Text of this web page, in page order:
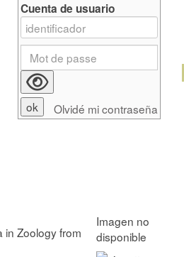
in Zoology from
Cuenta de usuario
Olvidé mi contraseña